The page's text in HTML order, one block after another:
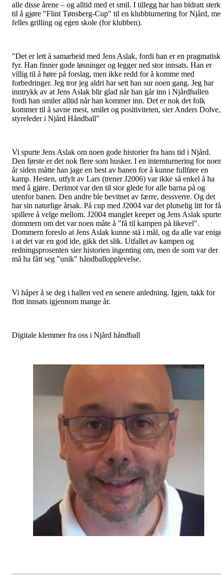
alle disse årene – og alltid med et smil. I tillegg har han bidratt
til å gjøre "Flint Tønsberg-Cup" til en klubbturnering for Njård,
felles grilling og egen skole (for klubben).
"Det er lett å samarbeid med Jens Aslak, fordi han er en pragmatisk
fyr. Han finner gode løsninger og legger ned stor innsats. Han er
villig til å høre på forslag, men ikke redd for å komme med
forbedringer. Jeg tror jeg aldri har sett han sur noen gang. Jeg har
inntrykk av at Jens Aslak blir glad når han går inn i Njårdhallen
fordi han smiler alltid når han kommer inn. Det er nok det folk
kommer til å savne mest, smilet og positiviteten, sier Anders Dolve,
styreleder i Njård Håndball"
Vi spurte Jens Aslak om noen gode historier fra hans tid i Njård.
Den første er det nok flere som husker. I en internturnering for
år siden måtte han jage en hest av banen for å kunne fullføre en
kamp. Hesten, utfylt av Lars (trener J2006) var ikke så enkel å ha
med å gjøre. Derimot var den til stor glede for alle barna på og
utenfor banen. Den andre ble bevitnet av færre, dessverre. Og det
har sin naturlige årsak. På cup med J2004 var det plutselig litt for få
spillere å velge mellom. J2004 manglet keeper og Jens Aslak spurte
dommern om det var noen måte å "få til kampen på likevel".
Dommern foreslo at Jens Aslak kunne stå i mål, og da alle var
i at det var en god ide, gikk det slik. Utfallet av kampen og
redningsprosenten sier historien ingenting om, men de som var der
må ha fått seg "unik" håndballopplevelse.
Vi håper å se deg i hallen ved en senere anledning. Igjen, takk for
flott innsats igjennom mange år.
Digitale klemmer fra oss i Njård håndball